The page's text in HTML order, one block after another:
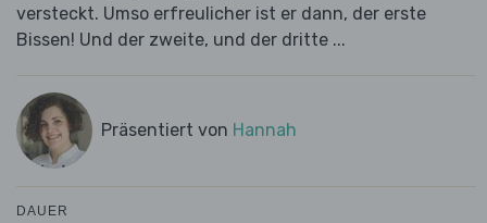
versteckt. Umso erfreulicher ist er dann, der erste
Bissen! Und der zweite, und der dritte ...
Präsentiert von Hannah
DAUER